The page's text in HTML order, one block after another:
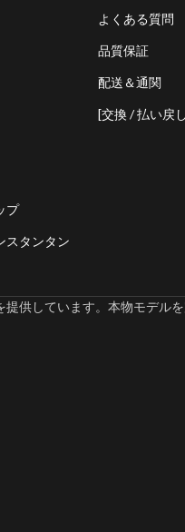
プ
スタンタン
よくある質問
品質保証
配送＆通関
[交換 / 払い戻
供しています。本物モデル